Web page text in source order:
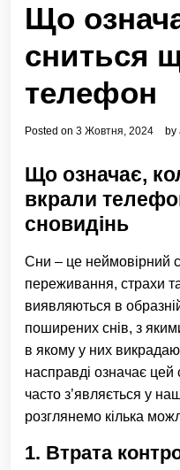
Що
сниться
телефон
Posted on 3 Жовтня, 2024 by
Що означає,
вкрали
сновидінь
Сни – це неймовірний
переживання, страхи
виявляються в
поширених снів, з
в якому у них
насправді означає
часто з’являється у
розглянемо кілька
1. Втрата